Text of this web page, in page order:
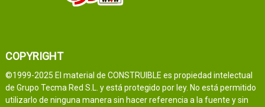
COPYRIGHT
©1999-2025 El material de CONSTRUIBLE es propiedad intelectual
de Grupo Tecma Red S.L. y está protegido por ley. No está permitido
utilizarlo de ninguna manera sin hacer referencia a la fuente y sin